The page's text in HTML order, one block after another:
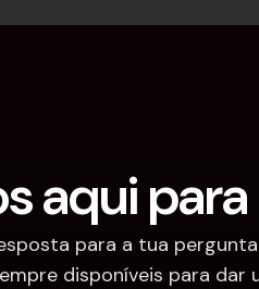
aqui
para a tua
disponíveis para dar